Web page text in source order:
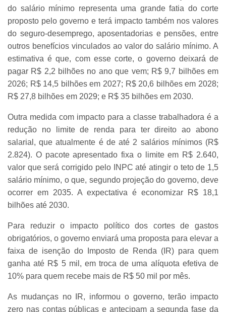
do salário mínimo representa uma grande fatia do corte
proposto pelo governo e terá impacto também nos valores
do seguro-desemprego, aposentadorias e pensões, entre
outros benefícios vinculados ao valor do salário mínimo. A
estimativa é que, com esse corte, o governo deixará de
pagar R$ 2,2 bilhões no ano que vem; R$ 9,7 bilhões em
2026; R$ 14,5 bilhões em 2027; R$ 20,6 bilhões em 2028;
R$ 27,8 bilhões em 2029; e R$ 35 bilhões em 2030.
Outra medida com impacto para a classe trabalhadora é a
redução no limite de renda para ter direito ao abono
salarial, que atualmente é de até 2 salários mínimos (R$
2.824). O pacote apresentado fixa o limite em R$ 2.640,
valor que será corrigido pelo INPC até atingir o teto de 1,5
salário mínimo, o que, segundo projeção do governo, deve
ocorrer em 2035. A expectativa é economizar R$ 18,1
bilhões até 2030.
Para reduzir o impacto político dos cortes de gastos
obrigatórios, o governo enviará uma proposta para elevar a
faixa de isenção do Imposto de Renda (IR) para quem
ganha até R$ 5 mil, em troca de uma alíquota efetiva de
10% para quem recebe mais de R$ 50 mil por mês.
As mudanças no IR, informou o governo, terão impacto
zero nas contas públicas e antecipam a segunda fase da